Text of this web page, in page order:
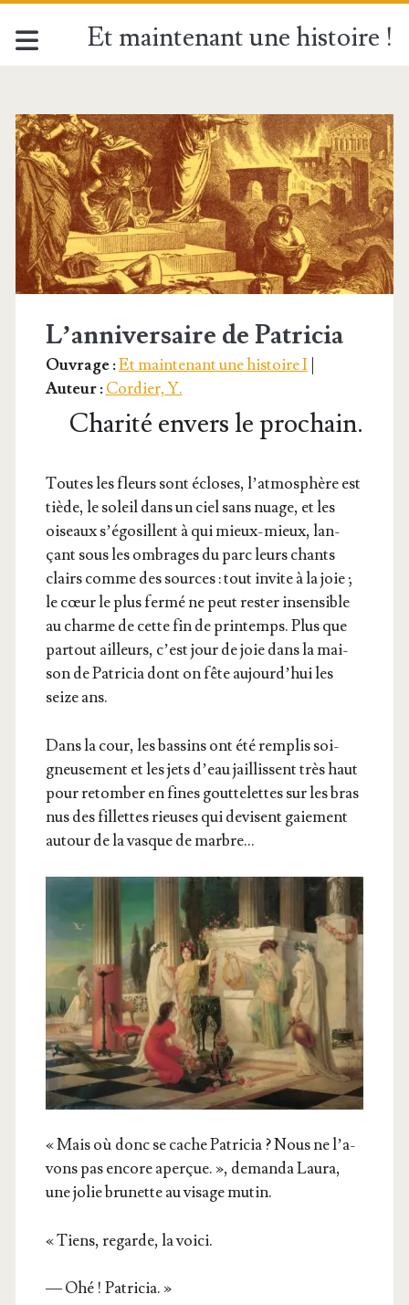
Et maintenant une histoire !
Catégorie :
<span>Cordier,
Y.
</span>
L’anniversaire de Patricia
Ouvrage :Et maintenant une histoire I
Auteur :Cordier, Y.
Charité envers le prochain.
Toutes les fleurs sont écloses, l’at­mo­sphère est
tiède, le soleil dans un ciel sans nuage, et les
oiseaux s’é­go­sillent à qui mieux-mieux, lan­
çant sous les ombrages du parc leurs chants
clairs comme des sources : tout invite à la joie ;
le cœur le plus fer­mé ne peut res­ter insen­sible
au charme de cette fin de prin­temps. Plus que
par­tout ailleurs, c’est jour de joie dans la mai­
son de Patri­cia dont on fête aujourd’­hui les
seize ans.
Dans la cour, les bas­sins ont été rem­plis soi­
gneu­se­ment et les jets d’eau jaillissent très haut
pour retom­ber en fines gout­te­lettes sur les bras
nus des fillettes rieuses qui devisent gaie­ment
autour de la vasque de marbre…
« Mais où donc se cache Patri­cia ? Nous ne l’a­
vons pas encore aper­çue. », deman­da Lau­ra,
une jolie bru­nette au visage mutin.
« Tiens, regarde, la voici.
— Ohé ! Patricia. »